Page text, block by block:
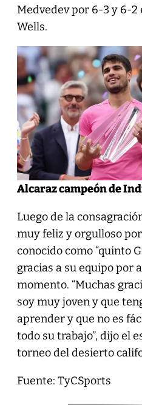
Medvedev por 6-3 y 6-2
Wells.
Alcaraz campeón de
Luego de la
muy feliz y orgulloso
conocido como “quinto
gracias a su equipo por
momento. “Muchas
soy muy joven y que
aprender y que no es
todo su trabajo”, dijo el
torneo del desierto
Fuente: TyCSports